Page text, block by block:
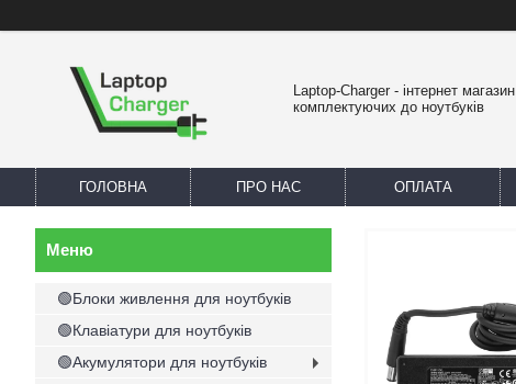
Laptop-Charger - інтернет магазин
комплектуючих до ноутбуків
ГОЛОВНА ПРО НАС ОПЛАТА
🟢Блоки живлення для ноутбуків
🟢Клавіатури для ноутбуків
🟢Акумулятори для ноутбуків